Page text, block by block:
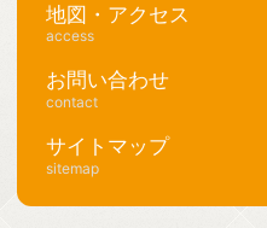
地図・アクセス
access
お問い合わせ
contact
サイトマップ
sitemap